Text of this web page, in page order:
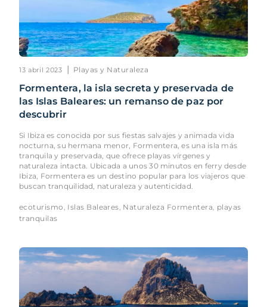
13 abril 2023 | Playas y Naturaleza
Formentera, la isla secreta y preservada de
las Islas Baleares: un remanso de paz por
descubrir
Si Ibiza es conocida por sus fiestas salvajes y animada vida
nocturna, su hermana menor, Formentera, es una isla más
tranquila y preservada, que ofrece playas vírgenes y
naturaleza intacta. Ubicada a unos 30 minutos en ferry desde
Ibiza, Formentera es un destino popular para los viajeros que
buscan tranquilidad, naturaleza y autenticidad.
ecoturismo Islas Baleares Naturaleza Formentera playas
tranquilas